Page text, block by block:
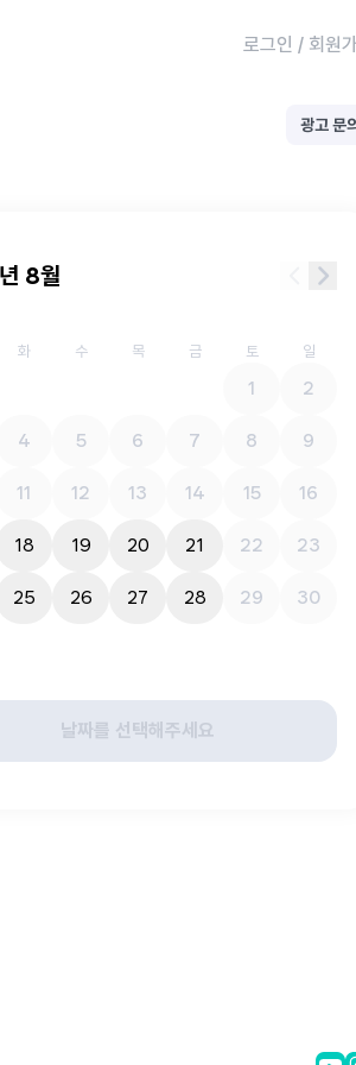
로그인 / 회원
광고 문
8월
화 수 목 금 토 일
1 2
4 5 6 7 8 9
11 12 13 14 15 16
18 19 20 21 22 23
25 26 27 28 29 30
날짜를 선택해주세요